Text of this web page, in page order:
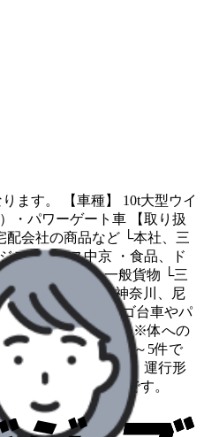
ます。 【車種】 10t大型ウイ
・パワーゲート車 【取り扱
配会社の商品など └本社、三
スティクス中京 ・食品、ド
自動車部品 ・一般貨物 └三
車部品 └三重、神奈川、尼
積み方法】 ・カゴ台車やパ
場合はリフトを使用 ※体への
】 配送件数は1日1～5件で
離だと1～2回です。 運行形
だと、2～3日運行です。